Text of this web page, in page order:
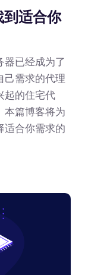
适合你
器已经成为了
己需求的代理
起的住宅代
本篇博客将为
适合你需求的